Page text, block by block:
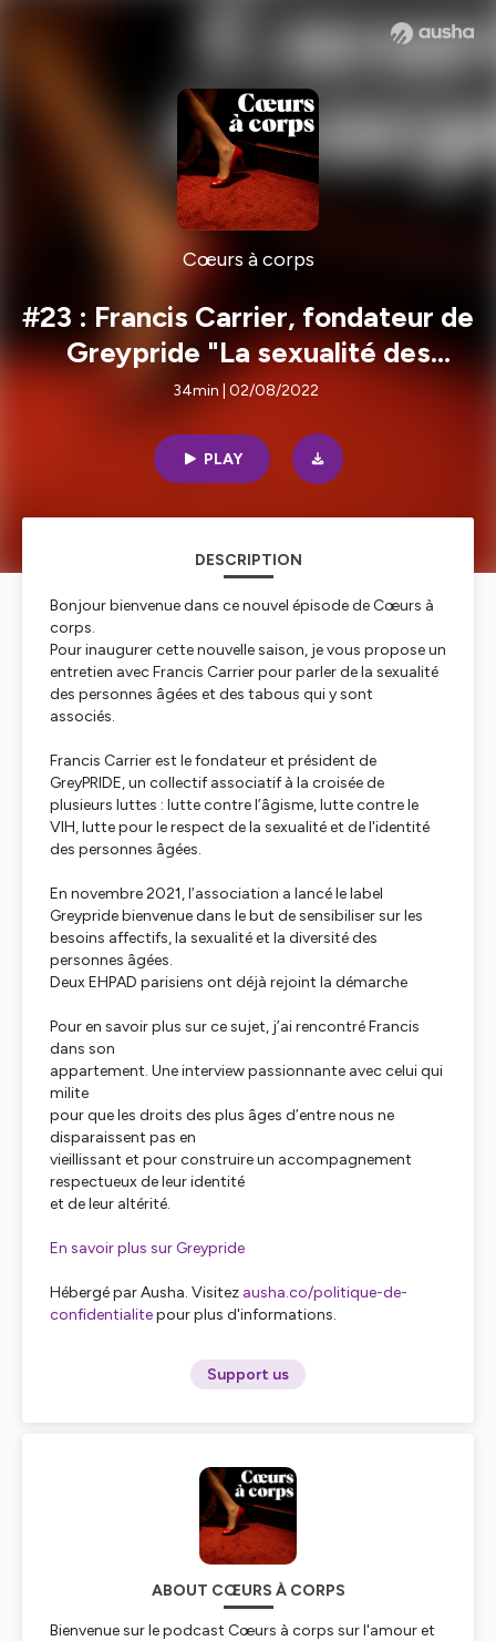
Cœurs à corps
#23 : Francis Carrier, fondateur de
Greypride "La sexualité des
seniors est considérée comme
inappropriéé"
34min | 02/08/2022
PLAY
DESCRIPTION
Bonjour bienvenue dans ce nouvel épisode de Cœurs à
corps.
Pour inaugurer cette nouvelle saison, je vous propose un
entretien avec Francis Carrier pour parler de la sexualité
des personnes âgées et des tabous qui y sont
associés.
Francis Carrier est le fondateur et président de
GreyPRIDE, un collectif associatif à la croisée de
plusieurs luttes : lutte contre l’âgisme, lutte contre le
VIH, lutte pour le respect de la sexualité et de l'identité
des personnes âgées.
En novembre 2021, l’association a lancé le label
Greypride bienvenue dans le but de sensibiliser sur les
besoins affectifs, la sexualité et la diversité des
personnes âgées.
Deux EHPAD parisiens ont déjà rejoint la démarche
Pour en savoir plus sur ce sujet, j’ai rencontré Francis
dans son
appartement. Une interview passionnante avec celui qui
milite
pour que les droits des plus âges d’entre nous ne
disparaissent pas en
vieillissant et pour construire un accompagnement
respectueux de leur identité
et de leur altérité.
En savoir plus sur Greypride
Hébergé par Ausha. Visitez ausha.co/politique-de-
confidentialitepour plus d'informations.
Support us
ABOUT CŒURS À CORPS
Bienvenue sur le podcast Cœurs à corps sur l'amour et